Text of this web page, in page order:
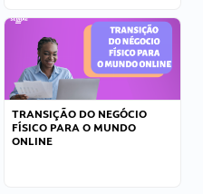
TRANSIÇÃO DO NEGÓCIO
FÍSICO PARA O MUNDO
ONLINE